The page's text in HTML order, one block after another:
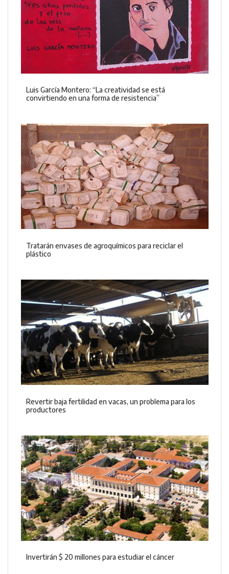
Luis García Montero: “La creatividad se está
convirtiendo en una forma de resistencia”
Tratarán envases de agroquímicos para reciclar el
plástico
Revertir baja fertilidad en vacas, un problema para los
productores
Invertirán $ 20 millones para estudiar el cáncer